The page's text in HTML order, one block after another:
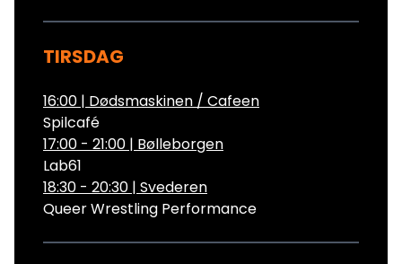
TIRSDAG
16:00 | Dødsmaskinen / Cafeen
Spilcafé
17:00 - 21:00 | Bølleborgen
Lab61
18:30 - 20:30 | Svederen
Queer Wrestling Performance